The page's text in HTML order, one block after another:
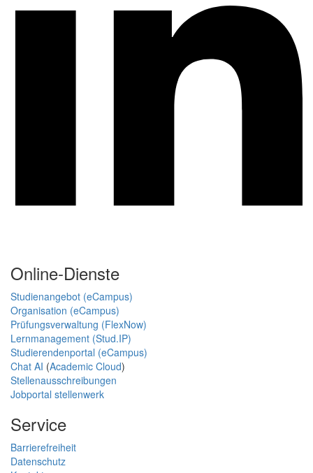
Online-Dienste
Studienangebot (eCampus)
Organisation (eCampus)
Prüfungsverwaltung (FlexNow)
Lernmanagement (Stud.IP)
Studierendenportal (eCampus)
Chat AI (Academic Cloud)
Stellenausschreibungen
Jobportal stellenwerk
Service
Barrierefreiheit
Datenschutz